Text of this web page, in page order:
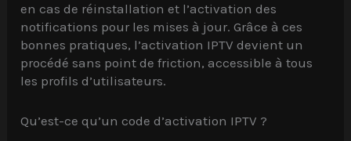
en cas de réinstallation et l’activation des
notifications pour les mises à jour. Grâce à ces
bonnes pratiques, l’activation IPTV devient un
procédé sans point de friction, accessible à tous
les profils d’utilisateurs.
Qu’est-ce qu’un code d’activation IPTV ?